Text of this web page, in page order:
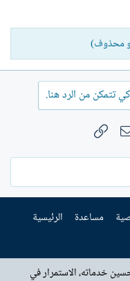
محذوف)
من الرد هنا.
البريد الإلكتروني
مساعدة الرئيسية
خدماته، الاستمرار في